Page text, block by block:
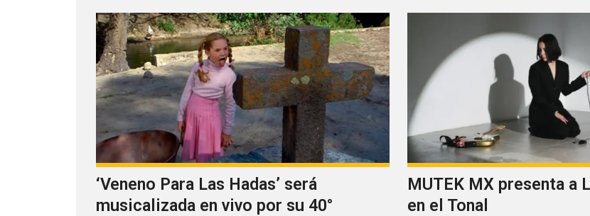
‘Veneno Para Las Hadas’ será
musicalizada en vivo por su 40°
MUTEK MX presenta a
en el Tonal